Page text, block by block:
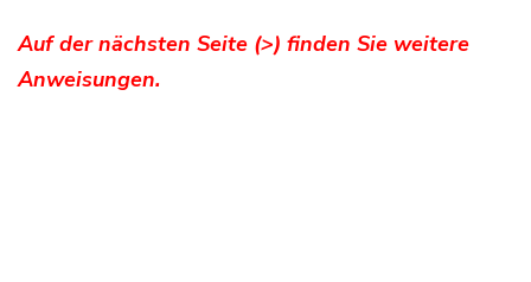
Auf der nächsten Seite (>) finden Sie weitere
Anweisungen.